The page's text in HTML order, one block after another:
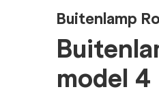
Buitenlamp
model 4